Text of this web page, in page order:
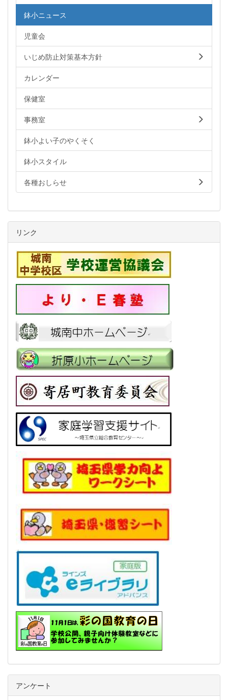
鉢小ニュース
児童会
いじめ防止対策基本方針
カレンダー
保健室
事務室
鉢小よい子のやくそく
鉢小スタイル
各種おしらせ
リンク
アンケート